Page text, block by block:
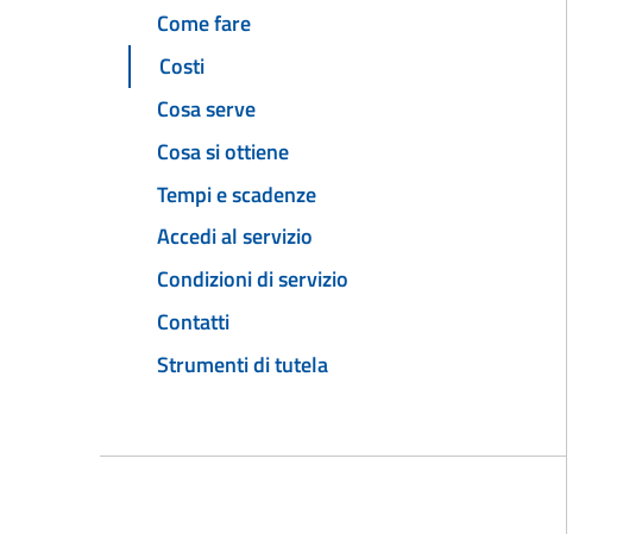
Come fare
Costi
Cosa serve
Cosa si ottiene
Tempi e scadenze
Accedi al servizio
Condizioni di servizio
Contatti
Strumenti di tutela